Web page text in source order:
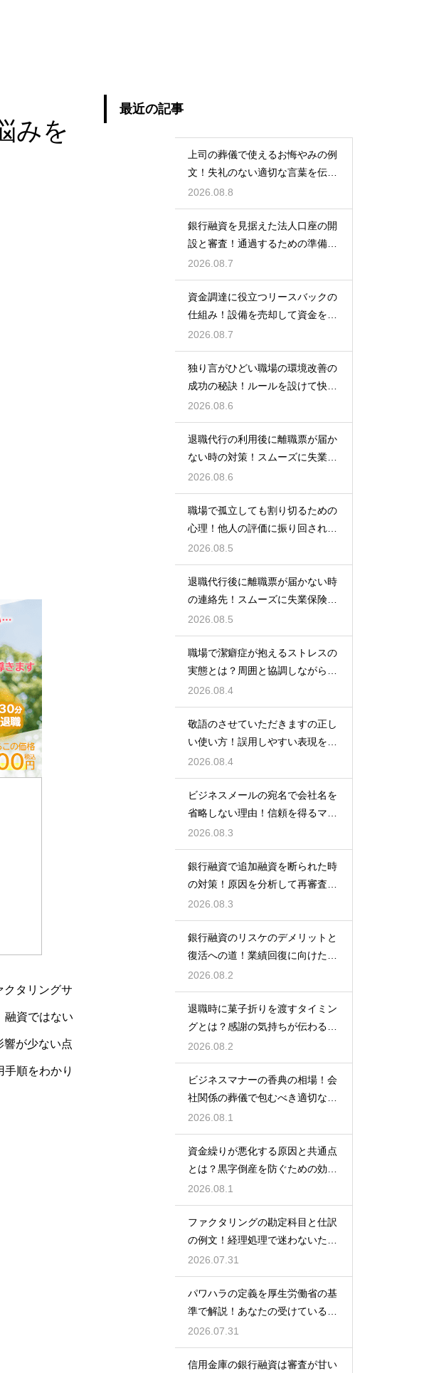
みを
クタリングサ
融資ではない
響が少ない点
順をわかり
最近の記事
上司の葬儀で使えるお悔やみの例
文！失礼のない適切な言葉を伝え
る例文
2026.08.8
銀行融資を見据えた法人口座の開
設と審査！通過するための準備と
ポイント
2026.08.7
資金調達に役立つリースバックの
仕組み！設備を売却して資金を得
る方法
2026.08.7
独り言がひどい職場の環境改善の
成功の秘訣！ルールを設けて快適
な空間を作る
2026.08.6
退職代行の利用後に離職票が届か
ない時の対策！スムーズに失業保
険をもらう
2026.08.6
職場で孤立しても割り切るための
心理！他人の評価に振り回されな
いための術
2026.08.5
退職代行後に離職票が届かない時
の連絡先！スムーズに失業保険を
もらう術
2026.08.5
職場で潔癖症が抱えるストレスの
実態とは？周囲と協調しながら快
適に働く術
2026.08.4
敬語のさせていただきますの正し
い使い方！誤用しやすい表現を理
解する術
2026.08.4
ビジネスメールの宛名で会社名を
省略しない理由！信頼を得るマナ
ー
2026.08.3
銀行融資で追加融資を断られた時
の対策！原因を分析して再審査を
狙う
2026.08.3
銀行融資のリスケのデメリットと
復活への道！業績回復に向けた事
業計画
2026.08.2
退職時に菓子折りを渡すタイミン
グとは？感謝の気持ちが伝わる正
しいマナー
2026.08.2
ビジネスマナーの香典の相場！会
社関係の葬儀で包むべき適切な金
額の目安
2026.08.1
資金繰りが悪化する原因と共通点
とは？黒字倒産を防ぐための効果
的な対策
2026.08.1
ファクタリングの勘定科目と仕訳
の例文！経理処理で迷わないため
の知識
2026.07.31
パワハラの定義を厚生労働省の基
準で解説！あなたの受けている行
為は該当する？
2026.07.31
信用金庫の銀行融資は審査が甘い